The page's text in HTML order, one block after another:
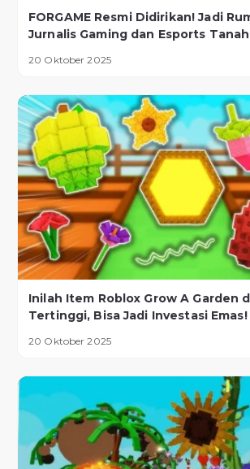
FORGAME Resmi Didirikan! Jadi
Jurnalis Gaming dan Esports
20 Oktober 2025
Inilah Item Roblox Grow A Garden
Tertinggi, Bisa Jadi Investasi Emas!
20 Oktober 2025